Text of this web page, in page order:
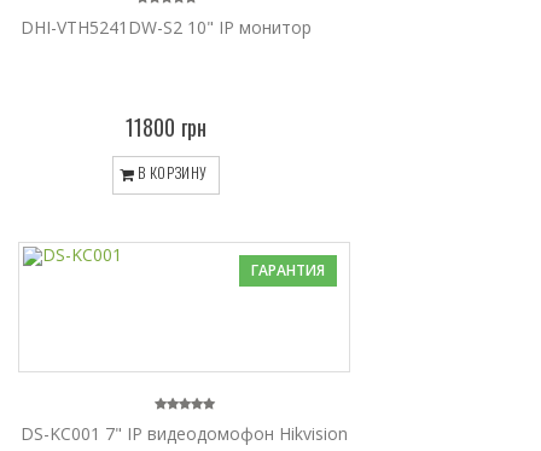
DHI-VTH5241DW-S2 10" IP монитор
11800 грн
В КОРЗИНУ
ГАРАНТИЯ
DS-KC001 7" IP видеодомофон Hikvision